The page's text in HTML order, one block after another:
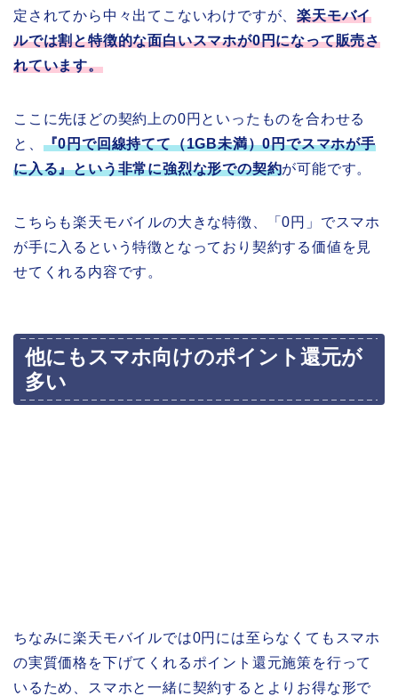
定されてから中々出てこないわけですが、楽天モバイ
ルでは割と特徴的な面白いスマホが0円になって販売さ
れています。
ここに先ほどの契約上の0円といったものを合わせる
と、 『0円で回線持てて（1GB未満）0円でスマホが手
に入る』という非常に強烈な形での契約が可能です。
こちらも楽天モバイルの大きな特徴、「0円」でスマホ
が手に入るという特徴となっており契約する価値を見
せてくれる内容です。
他にもスマホ向けのポイント還元が
多い
ちなみに楽天モバイルでは0円には至らなくてもスマホ
の実質価格を下げてくれるポイント還元施策を行って
いるため、スマホと一緒に契約するとよりお得な形で